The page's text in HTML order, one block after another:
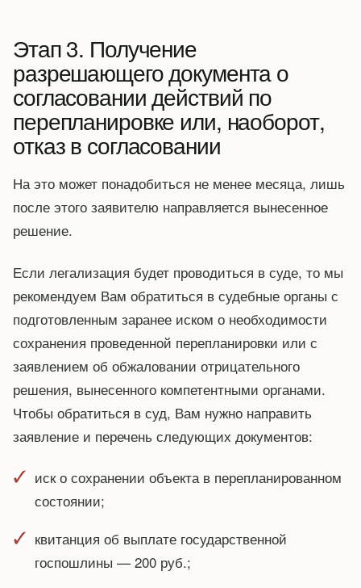
Этап 3. Получение
разрешающего документа о
согласовании действий по
перепланировке или, наоборот,
отказ в согласовании
На это может понадобиться не менее месяца, лишь
после этого заявителю направляется вынесенное
решение.
Если легализация будет проводиться в суде, то мы
рекомендуем Вам обратиться в судебные органы с
подготовленным заранее иском о необходимости
сохранения проведенной перепланировки или с
заявлением об обжаловании отрицательного
решения, вынесенного компетентными органами.
Чтобы обратиться в суд, Вам нужно направить
заявление и перечень следующих документов:
иск о сохранении объекта в перепланированном
состоянии;
квитанция об выплате государственной
госпошлины — 200 руб.;